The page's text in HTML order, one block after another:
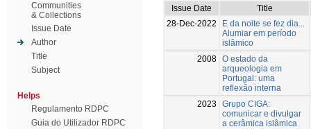
Communities
& Collections
Issue Date
Author
Title
Subject
Helps
Regulamento RDPC
Guia do Utilizador RDPC
Issue Date
Title
28-Dec-2022
E da noite se fez dia...
Alumiar em período
islâmico
2008 O estado da
arqueologia em
Portugal: uma
reflexão interna
2023
Grupo CIGA:
comunicar e divulgar
a cerâmica islâmica